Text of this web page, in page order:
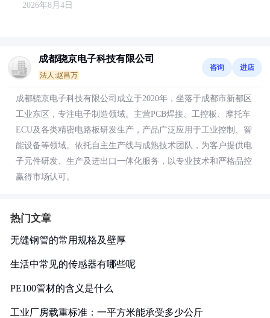
2026年8月4日
成都骁京电子科技有限公司
法人:赵昌万
咨询 进店
成都骁京电子科技有限公司成立于2020年，坐落于成都市新都区
工业东区，专注电子制造领域。主营PCB焊接、工控板、摩托车
ECU及各类精密电路板研发生产，产品广泛应用于工业控制、智
能设备等领域。依托自主生产线与成熟技术团队，为客户提供电
子元件研发、生产及进出口一体化服务，以专业技术和严格品控
赢得市场认可。
热门文章
无缝钢管的常用规格及壁厚
生活中常见的传感器有哪些呢
PE100管材的含义是什么
工业厂房载重标准：一平方米能承受多少公斤